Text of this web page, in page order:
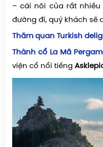
– cái nôi của rất nhiều
đường đi, quý khách sẽ
Thăm quan Turkish
Thành cổ La Mã
viện cổ nổi tiếng